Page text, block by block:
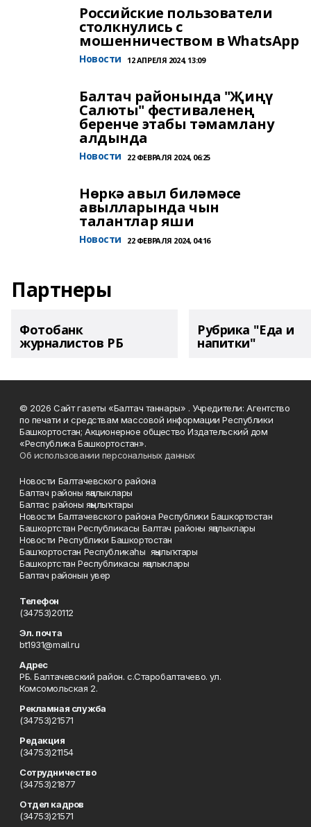
Российские пользователи
столкнулись с
мошенничеством в WhatsApp
Новости 12 АПРЕЛЯ 2024, 13:09
Балтач районында "Җиңү
Салюты" фестиваленең
беренче этабы тәмамлану
алдында
Новости 22 ФЕВРАЛЯ 2024, 06:25
Нөркә авыл биләмәсе
авылларында чын
талантлар яши
Новости 22 ФЕВРАЛЯ 2024, 04:16
Партнеры
Фотобанк
журналистов РБ
Рубрика "Еда и
напитки"
© 2026 Сайт газеты «Балтач таннары» . Учредители: Агентство
по печати и средствам массовой информации Республики
Башкортостан; Акционерное общество Издательский дом
«Республика Башкортостан».
Об использовании персональных данных
Новости Балтачевского района
Балтач районы яңалыклары
Балтас районы яңылыҡтары
Новости Балтачевского района Республики Башкортостан
Башкортстан Республикасы Балтач районы яңалыклары
Новости Республики Башкортостан
Башҡортостан Республикаһы яңылыҡтары
Башкортстан Республикасы яңалыклары
Балтач районын увер
Телефон
(34753)20112
Эл. почта
bt1931@mail.ru
Адрес
РБ. Балтачевский район. с.Старобалтачево. ул.
Комсомольская 2.
Рекламная служба
(34753)21571
Редакция
(34753)21154
Сотрудничество
(34753)21877
Отдел кадров
(34753)21571